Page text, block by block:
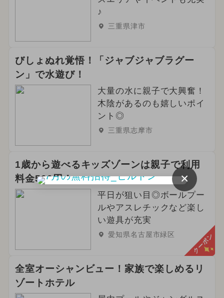
♪
三重県津市
びしょぬれ覚悟！「ジャブジャブラグー
ン」で水遊び！
大量の水に親子で大興奮！
木陰があるのも嬉しいポイ
ント◎
三重県志摩市
1歳から遊べるキッズゾーンは親子で利用
料金500円！
平日が狙い目◎ボールプー
ルやアスレチックなど楽し
い遊具が充実
愛知県名古屋市緑区 クーポン
全室オーシャンビュー！家族で楽しめるリ
ゾートホテル
×